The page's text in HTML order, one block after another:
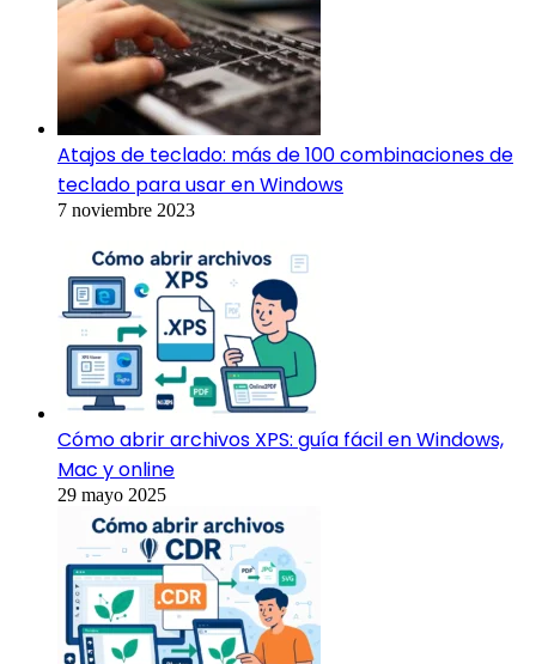
Atajos de teclado: más de 100 combinaciones de
teclado para usar en Windows
7 noviembre 2023
Cómo abrir archivos XPS: guía fácil en Windows,
Mac y online
29 mayo 2025